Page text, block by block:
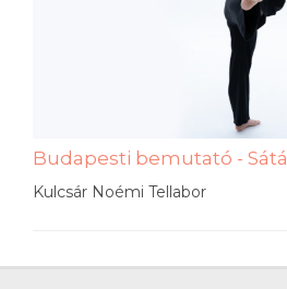
Budapesti bemutató -
Kulcsár Noémi Tellabor